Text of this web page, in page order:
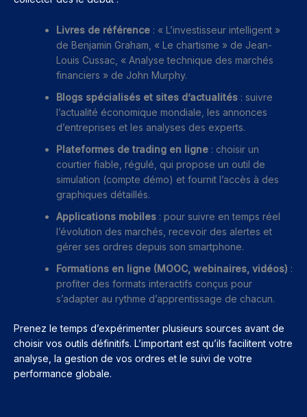
Livres de référence : « L’investisseur intelligent »
de Benjamin Graham, « Le chartisme » de Jean-
Louis Cussac, « Analyse technique des marchés
financiers » de John Murphy.
Blogs spécialisés et sites d’actualités : suivre
l’actualité économique mondiale, les annonces
d’entreprises et les analyses des experts.
Plateformes de trading en ligne : choisir un
courtier fiable, régulé, qui propose un outil de
simulation (compte démo) et fournit l’accès à des
graphiques détaillés.
Applications mobiles : pour suivre en temps réel
l’évolution des marchés, recevoir des alertes et
gérer ses ordres depuis son smartphone.
Formations en ligne (MOOC, webinaires, vidéos) :
profiter des formats interactifs conçus pour
s’adapter au rythme d’apprentissage de chacun.
Prenez le temps d’expérimenter plusieurs sources avant de
choisir vos outils définitifs. L’important est qu’ils facilitent votre
analyse, la gestion de vos ordres et le suivi de votre
performance globale.